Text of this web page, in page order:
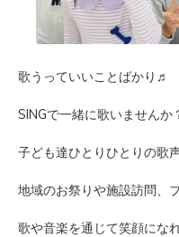
歌うっていいことばかり♬
SINGで一緒に歌いませんか
子ども達ひとりひとりの歌
地域のお祭りや施設訪問、
歌や音楽を通じて笑顔にな